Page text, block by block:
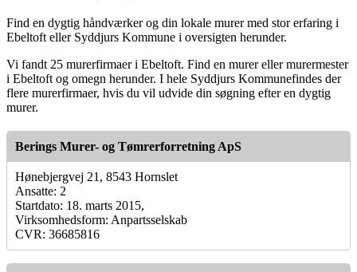
Find en dygtig håndværker og din lokale murer med stor erfaring i
Ebeltoft eller Syddjurs Kommune i oversigten herunder.
Vi fandt 25 murerfirmaer i Ebeltoft. Find en murer eller murermester
i Ebeltoft og omegn herunder. I hele Syddjurs Kommunefindes der
flere murerfirmaer, hvis du vil udvide din søgning efter en dygtig
murer.
Berings Murer- og Tømrerforretning ApS
Hønebjergvej 21, 8543 Hornslet
Ansatte: 2
Startdato: 18. marts 2015,
Virksomhedsform: Anpartsselskab
CVR: 36685816